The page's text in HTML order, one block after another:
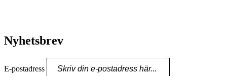
Nyhetsbrev
E-postadress